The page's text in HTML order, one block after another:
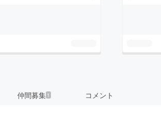
仲間募集 1 コメント